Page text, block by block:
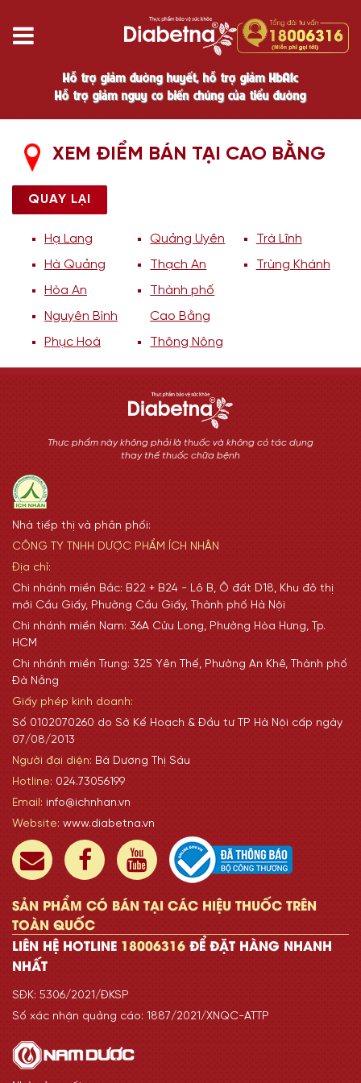
Hỗ trợ giảm đường huyết, hỗ trợ giảm HbA1c
Hỗ trợ giảm nguy cơ biến chứng của tiểu đường
XEM ĐIỂM BÁN TẠI CAO BẰNG
QUAY LẠI
Hạ Lang
Hà Quảng
Hòa An
Nguyên Bình
Phục Hoà
Quảng Uyên
Thạch An
Thành phố
Cao Bằng
Thông Nông
Trà Lĩnh
Trùng Khánh
Thực phẩm này không phải là thuốc và không có tác dụng
thay thế thuốc chữa bệnh
Nhà tiếp thị và phân phối:
CÔNG TY TNHH DƯỢC PHẨM ÍCH NHÂN
Địa chỉ:
Chi nhánh miền Bắc: B22 + B24 - Lô B, Ô đất D18, Khu đô thị
mới Cầu Giấy, Phường Cầu Giấy, Thành phố Hà Nội
Chi nhánh miền Nam: 36A Cửu Long, Phường Hòa Hưng, Tp.
HCM
Chi nhánh miền Trung: 325 Yên Thế, Phường An Khê, Thành phố
Đà Nẵng
Giấy phép kinh doanh:
Số 0102070260 do Sở Kế Hoạch & Đầu tư TP Hà Nội cấp ngày
07/08/2013
Người đại diện: Bà Dương Thị Sáu
Hotline: 024.73056199
Email: info@ichnhan.vn
Website: www.diabetna.vn
SẢN PHẨM CÓ BÁN TẠI CÁC HIỆU THUỐC TRÊN
TOÀN QUỐC
LIÊN HỆ HOTLINE 18006316 ĐỂ ĐẶT HÀNG NHANH
NHẤT
SĐK: 5306/2021/ĐKSP
Số xác nhận quảng cáo: 1887/2021/XNQC-ATTP